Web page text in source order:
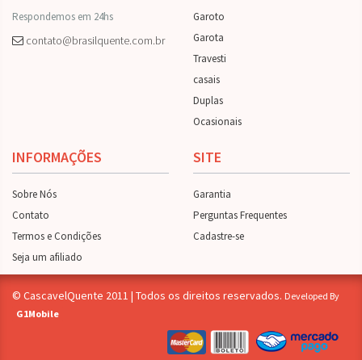
Respondemos em 24hs
contato@brasilquente.com.br
Garoto
Garota
Travesti
casais
Duplas
Ocasionais
INFORMAÇÕES
Sobre Nós
Contato
Termos e Condições
Seja um afiliado
SITE
Garantia
Perguntas Frequentes
Cadastre-se
© CascavelQuente 2011 | Todos os direitos reservados. Developed By
G1Mobile